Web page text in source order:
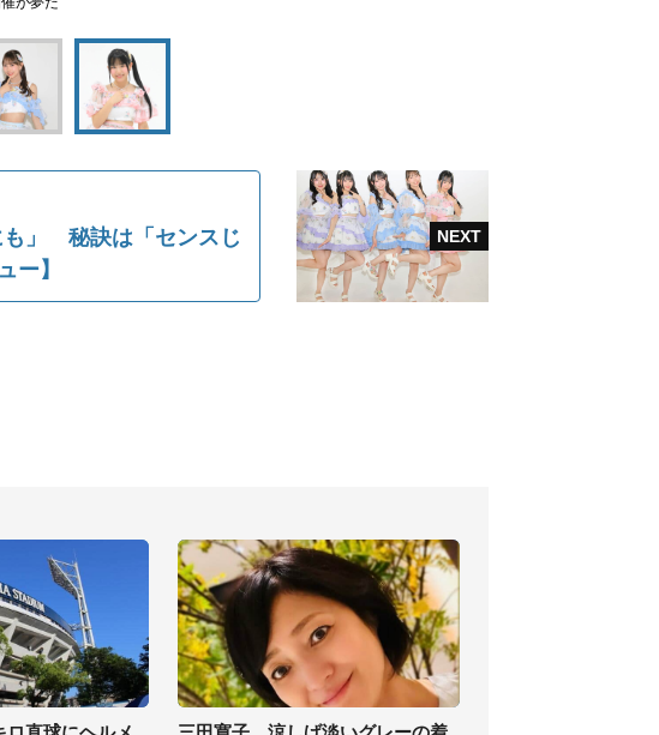
も」 秘訣は「センスじ
ー】